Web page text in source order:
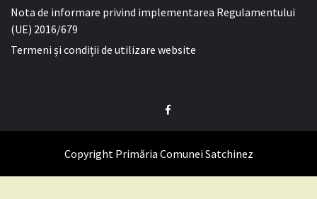
Nota de informare privind implementarea Regulamentului
(UE) 2016/679
Termeni și condiții de utilizare website
Facebook
Copyright Primăria Comunei Satchinez